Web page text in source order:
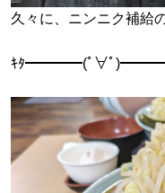
久々に、ニンニク補給
ｷﾀ━━━━(ﾟ∀ﾟ